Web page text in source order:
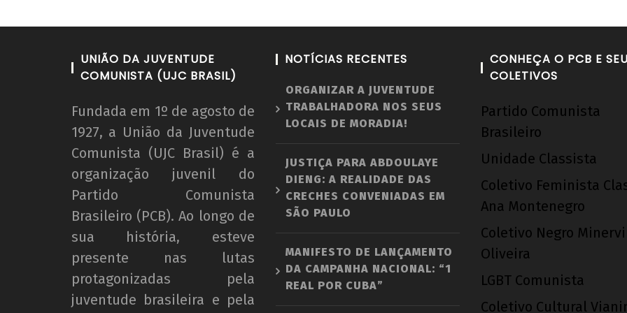
Nota Política da UJC SE - Nas eleições para
o 59° CONUNE na UFS, o Coletivo Quilombo
majoritária da UNE!
22 de
agosto
de
2012
wp-
admin
Nota Política da UJC - PARA ALÉM DA
SUSPENSÃO: Pela revogação imediata do
"Novo" Ensino Médio!
22 de
agosto
2012
wp-
admin
UNIÃO DA JUVENTUDE
COMUNISTA (UJC BRASIL)
Fundada em 1º de agosto de
1927, a União da Juventude
Comunista (UJC Brasil) é a
organização juvenil do
Partido Comunista
Brasileiro (PCB). Ao longo de
sua história, esteve
presente nas lutas
protagonizadas pela
juventude brasileira e pela
NOTÍCIAS RECENTES
ORGANIZAR A JUVENTUDE
TRABALHADORA NOS SEUS
LOCAIS DE MORADIA!
JUSTIÇA PARA ABDOULAYE
DIENG: A REALIDADE DAS
CRECHES CONVENIADAS EM
SÃO PAULO
MANIFESTO DE LANÇAMENTO
DA CAMPANHA NACIONAL: “1
REAL POR CUBA”
CONHEÇA O PCB E
COLETIVOS
Partido Comunista
Brasileiro
Unidade Classista
Coletivo Feminista
Ana Montenegro
Coletivo Negro
Oliveira
LGBT Comunista
Coletivo Cultural